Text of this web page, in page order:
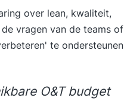
over lean, kwaliteit,
vragen van de teams of
te ondersteunen
O&T budget